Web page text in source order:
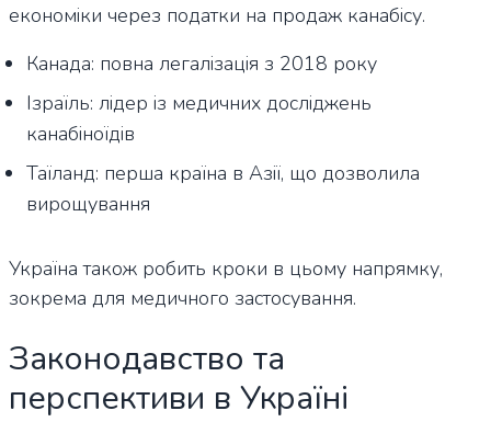
економіки через податки на продаж канабісу.
Канада: повна легалізація з 2018 року
Ізраїль: лідер із медичних досліджень
канабіноїдів
Таїланд: перша країна в Азії, що дозволила
вирощування
Україна також робить кроки в цьому напрямку,
зокрема для медичного застосування.
Законодавство та
перспективи в Україні